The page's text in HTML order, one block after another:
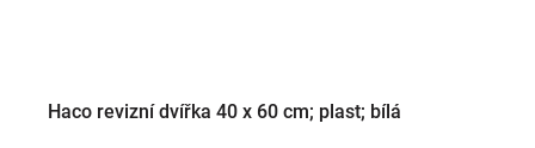
Haco revizní dvířka 40 x 60 cm; plast; bílá